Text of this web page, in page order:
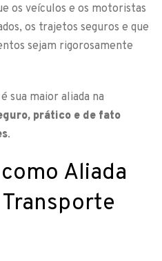
os veículos e os motoristas
os trajetos seguros e que
sejam rigorosamente
sua maior aliada na
prático e de fato
.
Aliada